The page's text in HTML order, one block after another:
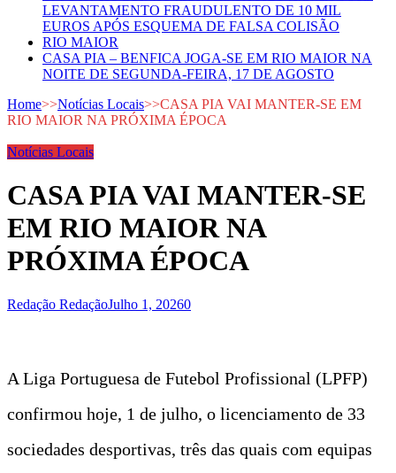
LEVANTAMENTO FRAUDULENTO DE 10 MIL
EUROS APÓS ESQUEMA DE FALSA COLISÃO
RIO MAIOR
CASA PIA – BENFICA JOGA-SE EM RIO MAIOR NA
NOITE DE SEGUNDA-FEIRA, 17 DE AGOSTO
Home>>Notícias Locais>>CASA PIA VAI MANTER-SE EM
RIO MAIOR NA PRÓXIMA ÉPOCA
Notícias Locais
CASA PIA VAI MANTER-SE
EM RIO MAIOR NA
PRÓXIMA ÉPOCA
Redação RedaçãoJulho 1, 20260
A Liga Portuguesa de Futebol Profissional (LPFP)
confirmou hoje, 1 de julho, o licenciamento de 33
sociedades desportivas, três das quais com equipas